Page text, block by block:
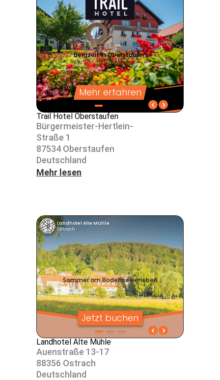
Trail Hotel Oberstaufen
Bürger­meister-Hertlein-
Straße 1
87534 Ober­staufen
Deutsch­land
Mehr lesen
Landhotel Alte Mühle
Auen­straße 13-17
88356 Ostrach
Deutsch­land